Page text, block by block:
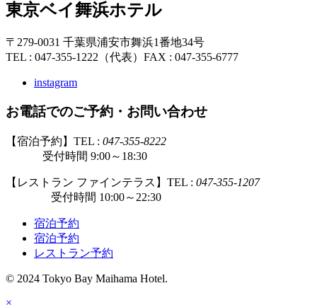
東京ベイ舞浜ホテル
〒279-0031 千葉県浦安市舞浜1番地34号
TEL : 047-355-1222（代表） FAX : 047-355-6777
instagram
お電話でのご予約・お問い合わせ
【宿泊予約】TEL : 047-355-8222
受付時間 9:00～18:30
【レストラン ファインテラス】TEL : 047-355-1207
受付時間 10:00～22:30
宿泊予約
宿泊予約
レストラン予約
© 2024 Tokyo Bay Maihama Hotel.
×